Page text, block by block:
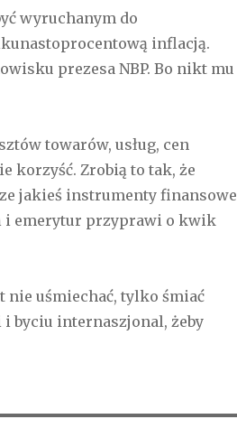
wyruchanym do
inflacją.
prezesa NBP. Bo nikt mu
towarów, usług, cen
korzyść. Zrobią to tak, że
jakieś instrumenty finansowe
i emerytur przyprawi o kwik
nie uśmiechać, tylko śmiać
i byciu internaszjonal, żeby